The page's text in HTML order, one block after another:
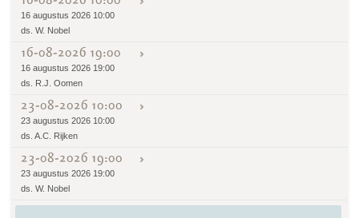
16 augustus 2026 10:00
ds. W. Nobel
16-08-2026 19:00
16 augustus 2026 19:00
ds. R.J. Oomen
23-08-2026 10:00
23 augustus 2026 10:00
ds. A.C. Rijken
23-08-2026 19:00
23 augustus 2026 19:00
ds. W. Nobel